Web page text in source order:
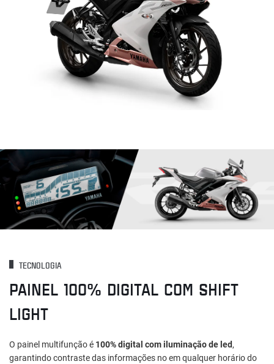
TECNOLOGIA
PAINEL 100% DIGITAL COM SHIFT
LIGHT
O painel multifunção é 100% digital com iluminação de led,
garantindo contraste das informações no em qualquer horário do